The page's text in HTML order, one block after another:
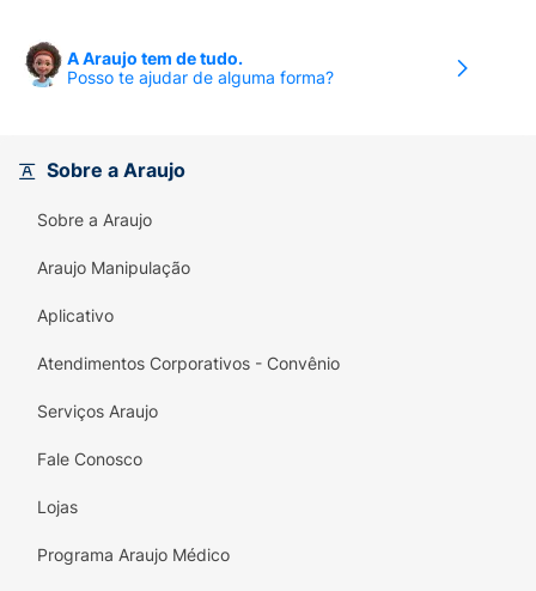
A Araujo tem de tudo.
Posso te ajudar de alguma forma?
Sobre a Araujo
Sobre a Araujo
Araujo Manipulação
Aplicativo
Atendimentos Corporativos - Convênio
Serviços Araujo
Fale Conosco
Lojas
Programa Araujo Médico